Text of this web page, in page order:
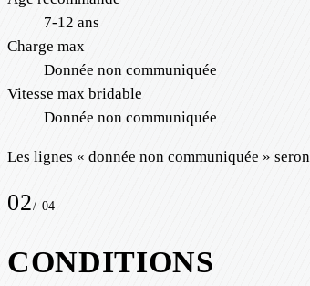
7-12 ans
Charge max
Donnée non communiquée
Vitesse max bridable
Donnée non communiquée
Les lignes « donnée non communiquée »
02/ 04
CONDITIONS